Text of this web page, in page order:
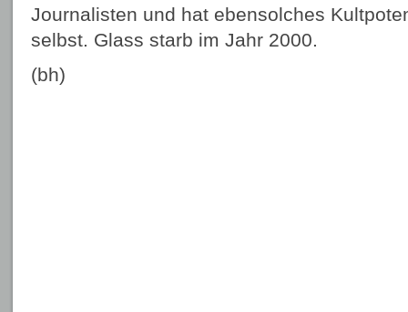
Journalisten und hat ebensolches
selbst. Glass starb im Jahr 2000.
(bh)